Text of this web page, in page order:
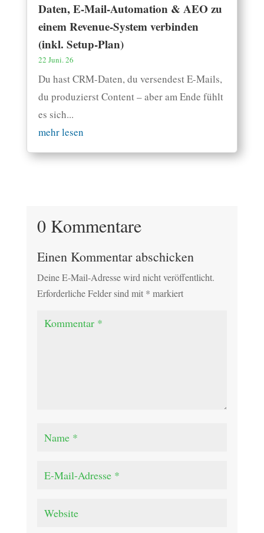
Daten, E-Mail-Automation & AEO zu
einem Revenue-System verbinden
(inkl. Setup-Plan)
22 Juni. 26
Du hast CRM-Daten, du versendest E-Mails,
du produzierst Content – aber am Ende fühlt
es sich...
mehr lesen
0 Kommentare
Einen Kommentar abschicken
Deine E-Mail-Adresse wird nicht veröffentlicht.
Erforderliche Felder sind mit * markiert